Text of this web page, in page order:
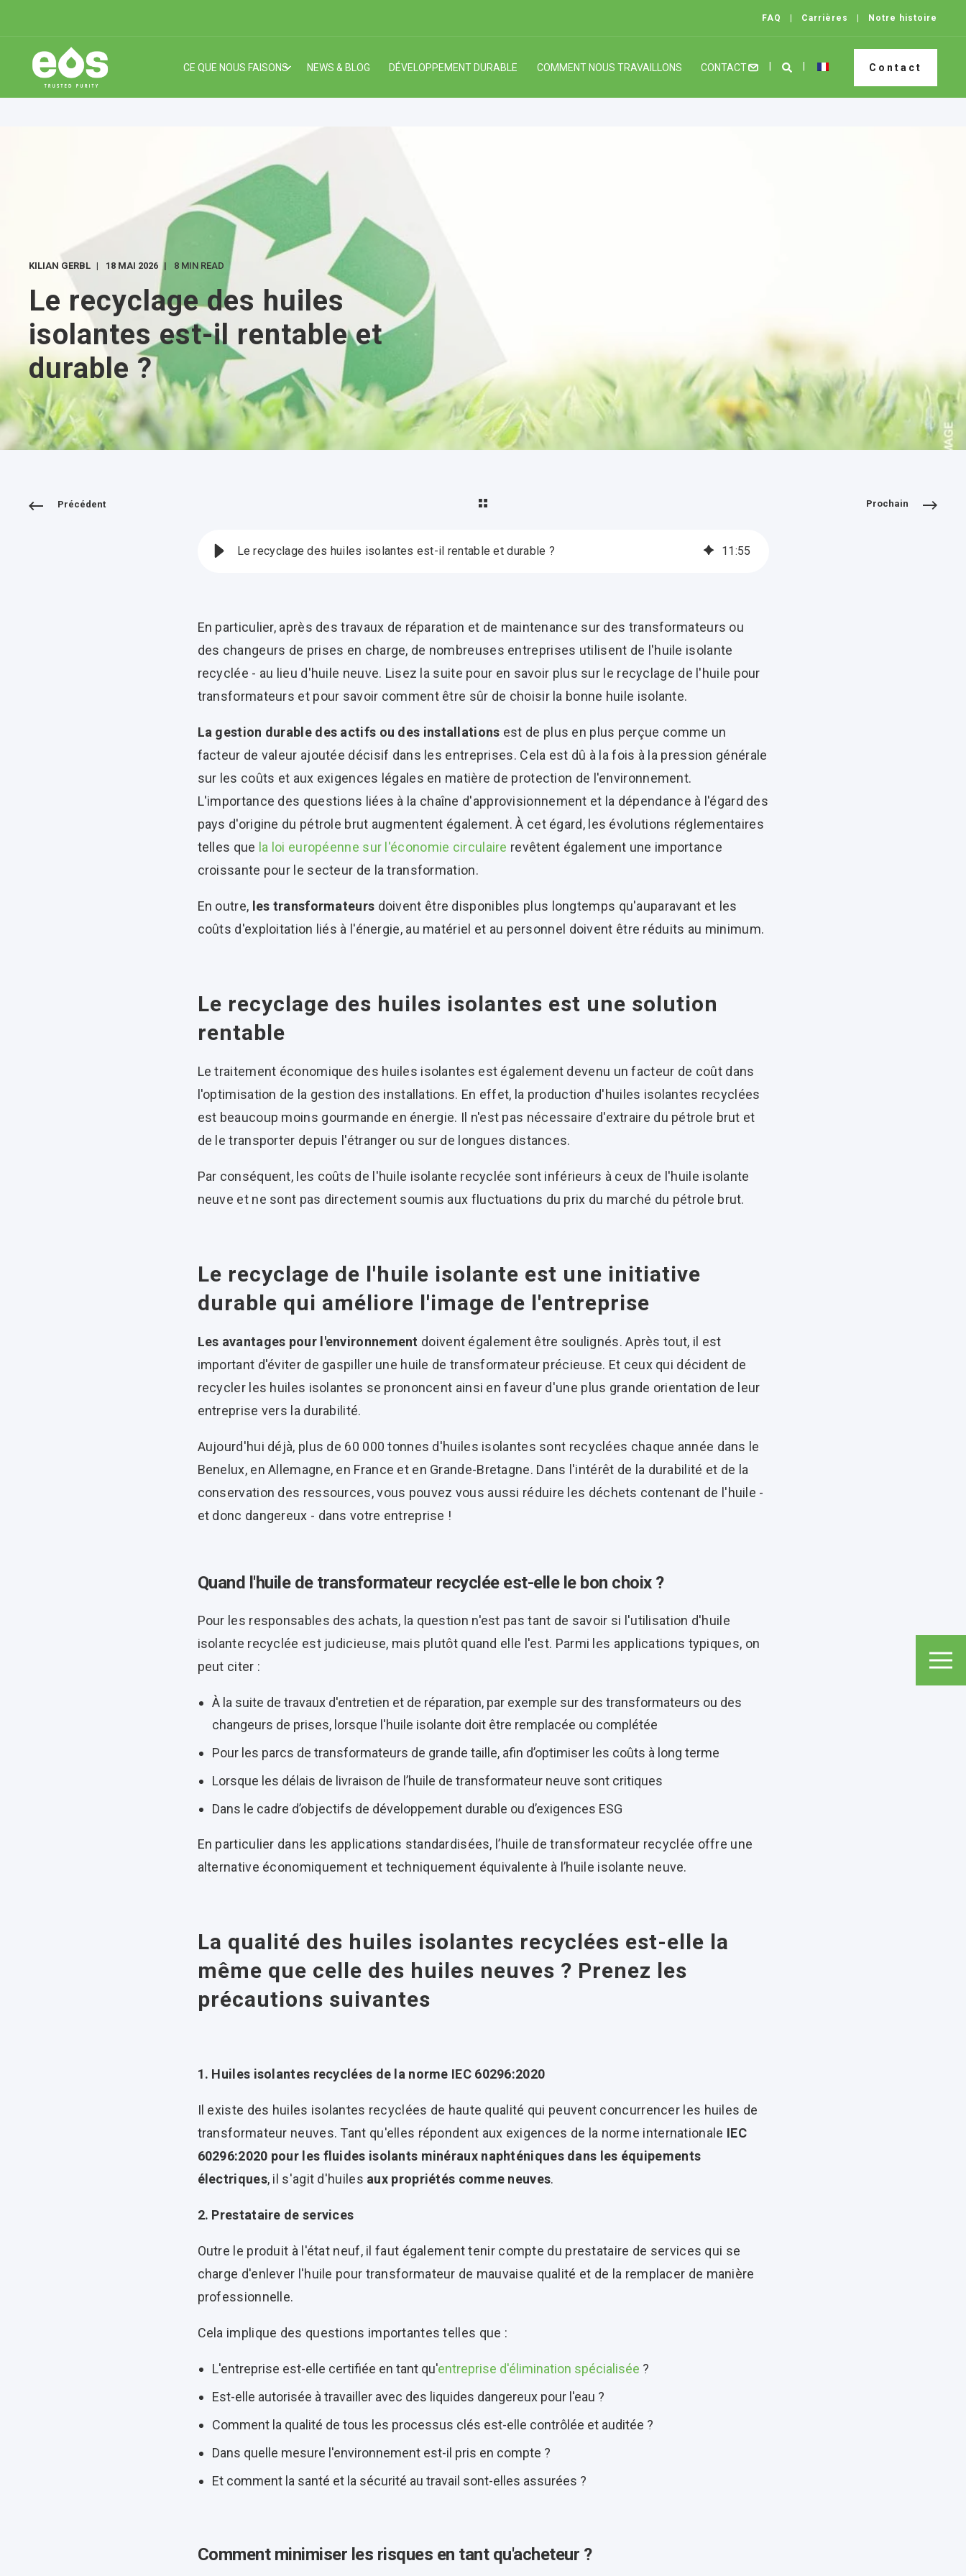
FAQ Carrières Notre histoire
CE QUE NOUS FAISONS NEWS & BLOG DÉVELOPPEMENT DURABLE COMMENT NOUS TRAVAILLONS CONTACT Contact
KILIAN GERBL 18 MAI 2026 8 MIN READ
Le recyclage des huiles
isolantes est-il rentable et
durable ?
Précédent Prochain
Le recyclage des huiles isolantes est-il rentable et durable ? 11:55
En particulier, après des travaux de réparation et de maintenance sur des transformateurs ou
des changeurs de prises en charge, de nombreuses entreprises utilisent de l'huile isolante
recyclée - au lieu d'huile neuve. Lisez la suite pour en savoir plus sur le recyclage de l'huile pour
transformateurs et pour savoir comment être sûr de choisir la bonne huile isolante.
La gestion durable des actifs ou des installations est de plus en plus perçue comme un
facteur de valeur ajoutée décisif dans les entreprises. Cela est dû à la fois à la pression générale
sur les coûts et aux exigences légales en matière de protection de l'environnement.
L'importance des questions liées à la chaîne d'approvisionnement et la dépendance à l'égard des
pays d'origine du pétrole brut augmentent également. À cet égard, les évolutions réglementaires
telles que la loi européenne sur l'économie circulaire revêtent également une importance
croissante pour le secteur de la transformation.
En outre, les transformateurs doivent être disponibles plus longtemps qu'auparavant et les
coûts d'exploitation liés à l'énergie, au matériel et au personnel doivent être réduits au minimum.
Le recyclage des huiles isolantes est une solution
rentable
Le traitement économique des huiles isolantes est également devenu un facteur de coût dans
l'optimisation de la gestion des installations. En effet, la production d'huiles isolantes recyclées
est beaucoup moins gourmande en énergie. Il n'est pas nécessaire d'extraire du pétrole brut et
de le transporter depuis l'étranger ou sur de longues distances.
Par conséquent, les coûts de l'huile isolante recyclée sont inférieurs à ceux de l'huile isolante
neuve et ne sont pas directement soumis aux fluctuations du prix du marché du pétrole brut.
Le recyclage de l'huile isolante est une initiative
durable qui améliore l'image de l'entreprise
Les avantages pour l'environnement doivent également être soulignés. Après tout, il est
important d'éviter de gaspiller une huile de transformateur précieuse. Et ceux qui décident de
recycler les huiles isolantes se prononcent ainsi en faveur d'une plus grande orientation de leur
entreprise vers la durabilité.
Aujourd'hui déjà, plus de 60 000 tonnes d'huiles isolantes sont recyclées chaque année dans le
Benelux, en Allemagne, en France et en Grande-Bretagne. Dans l'intérêt de la durabilité et de la
conservation des ressources, vous pouvez vous aussi réduire les déchets contenant de l'huile -
et donc dangereux - dans votre entreprise !
Quand l'huile de transformateur recyclée est-elle le bon choix ?
Pour les responsables des achats, la question n'est pas tant de savoir si l'utilisation d'huile
isolante recyclée est judicieuse, mais plutôt quand elle l'est. Parmi les applications typiques, on
peut citer :
À la suite de travaux d'entretien et de réparation, par exemple sur des transformateurs ou des
changeurs de prises, lorsque l'huile isolante doit être remplacée ou complétée
Pour les parcs de transformateurs de grande taille, afin d’optimiser les coûts à long terme
Lorsque les délais de livraison de l’huile de transformateur neuve sont critiques
Dans le cadre d’objectifs de développement durable ou d’exigences ESG
En particulier dans les applications standardisées, l’huile de transformateur recyclée offre une
alternative économiquement et techniquement équivalente à l’huile isolante neuve.
La qualité des huiles isolantes recyclées est-elle la
même que celle des huiles neuves ? Prenez les
précautions suivantes
1. Huiles isolantes recyclées de la norme IEC 60296:2020
Il existe des huiles isolantes recyclées de haute qualité qui peuvent concurrencer les huiles de
transformateur neuves. Tant qu'elles répondent aux exigences de la norme internationale IEC
60296:2020 pour les fluides isolants minéraux naphténiques dans les équipements
électriques, il s'agit d'huiles aux propriétés comme neuves.
2. Prestataire de services
Outre le produit à l'état neuf, il faut également tenir compte du prestataire de services qui se
charge d'enlever l'huile pour transformateur de mauvaise qualité et de la remplacer de manière
professionnelle.
Cela implique des questions importantes telles que :
L'entreprise est-elle certifiée en tant qu'entreprise d'élimination spécialisée ?
Est-elle autorisée à travailler avec des liquides dangereux pour l'eau ?
Comment la qualité de tous les processus clés est-elle contrôlée et auditée ?
Dans quelle mesure l'environnement est-il pris en compte ?
Et comment la santé et la sécurité au travail sont-elles assurées ?
Comment minimiser les risques en tant qu'acheteur ?